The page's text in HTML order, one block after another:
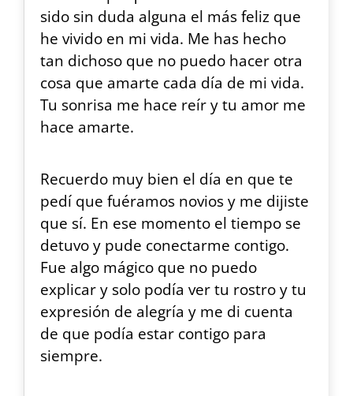
sido sin duda alguna el más feliz que
he vivido en mi vida. Me has hecho
tan dichoso que no puedo hacer otra
cosa que amarte cada día de mi vida.
Tu sonrisa me hace reír y tu amor me
hace amarte.
Recuerdo muy bien el día en que te
pedí que fuéramos novios y me dijiste
que sí. En ese momento el tiempo se
detuvo y pude conectarme contigo.
Fue algo mágico que no puedo
explicar y solo podía ver tu rostro y tu
expresión de alegría y me di cuenta
de que podía estar contigo para
siempre.